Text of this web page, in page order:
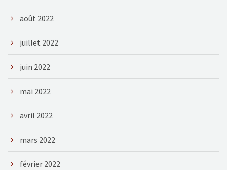
août 2022
juillet 2022
juin 2022
mai 2022
avril 2022
mars 2022
février 2022